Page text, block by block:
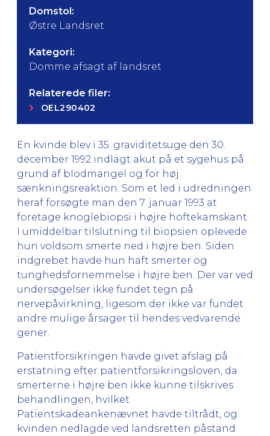
Domstol:
Østre Landsret
Kategori:
Domme afsagt af landsret
Relaterede filer:
OEL290402
En kvinde blev i 35. graviditetsuge den 30.
december 1992 indlagt akut på et sygehus på
grund af blodmangel og for høj
sænkningsreaktion. Som et led i udredningen
heraf forsøgte man den 7. januar 1993 at
foretage knoglebiopsi i højre hoftekamskant.
I umiddelbar tilslutning til biopsien oplevede
hun voldsom smerte ned i højre ben. Siden
indgrebet havde hun haft smerter og
tunghedsfornemmelse i højre ben. Der var ved
undersøgelser ikke fundet tegn på
nervepåvirkning, ligesom der ikke var fundet
andre mulige årsager til hendes vedvarende
gener.
Patientforsikringen havde givet afslag på
erstatning efter patientforsikringsloven, da
smerterne i højre ben ikke kunne tilskrives
behandlingen, hvilket
Patientskadeankenævnet havde tiltrådt, og
kvinden nedlagde ved landsretten påstand